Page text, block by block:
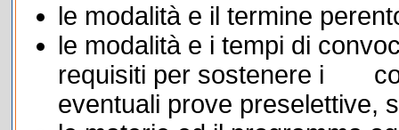
le modalità e il termine
le modalità e i tempi di
requisiti per sostenere i
eventuali prove